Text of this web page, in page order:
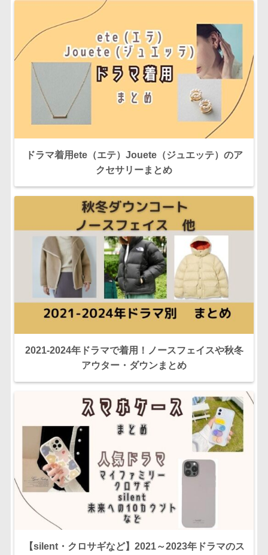
ドラマ着用ete（エテ）Jouete（ジュエッテ）のア
クセサリーまとめ
2021-2024年ドラマで着用！ノースフェイスや秋冬
アウター・ダウンまとめ
【silent・クロサギなど】2021～2023年ドラマのス